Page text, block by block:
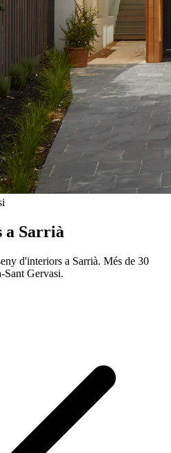
a Sarrià
d'interiors a Sarrià. Més de 30
Sant Gervasi.